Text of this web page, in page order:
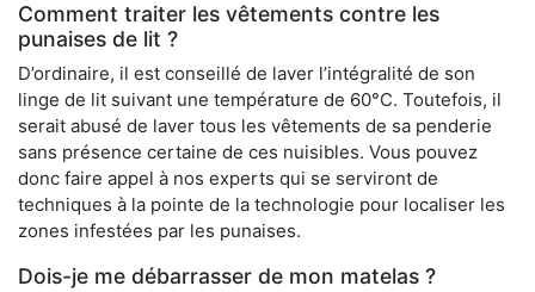
Comment traiter les vêtements contre les
punaises de lit ?
D’ordinaire, il est conseillé de laver l’intégralité de son
linge de lit suivant une température de 60°C. Toutefois, il
serait abusé de laver tous les vêtements de sa penderie
sans présence certaine de ces nuisibles. Vous pouvez
donc faire appel à nos experts qui se serviront de
techniques à la pointe de la technologie pour localiser les
zones infestées par les punaises.
Dois-je me débarrasser de mon matelas ?